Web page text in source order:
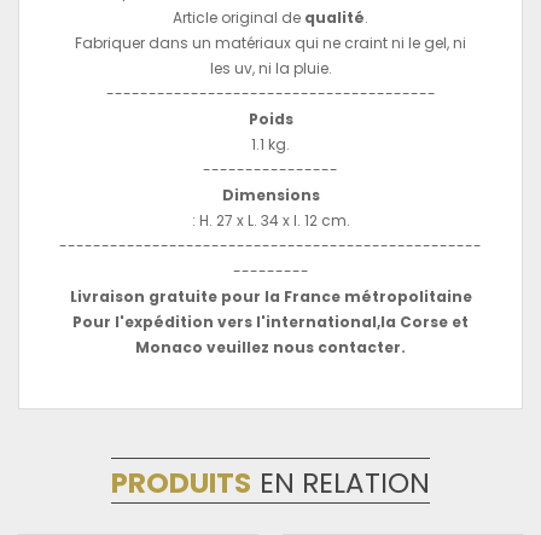
Article original de qualité.
Fabriquer dans un matériaux qui ne craint ni le gel, ni
les uv, ni la pluie.
---------------------------------------
Poids
1.1 kg.
----------------
Dimensions
: H. 27 x L. 34 x l. 12 cm.
--------------------------------------------------
---------
Livraison gratuite pour la France métropolitaine
Pour l'expédition vers l'international,la Corse et
Monaco veuillez nous contacter.
PRODUITS EN RELATION